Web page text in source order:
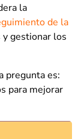
la
de la
gestionar los
pregunta es:
para mejorar